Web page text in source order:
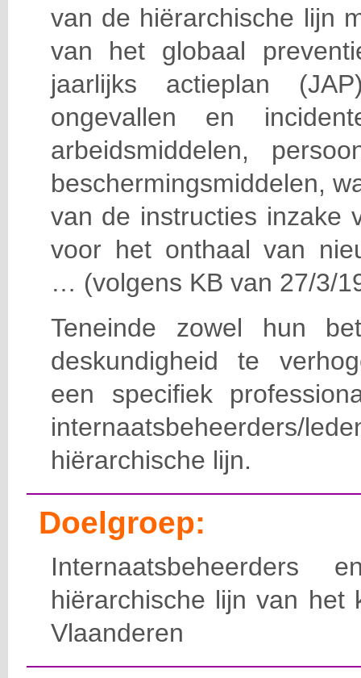
van de hiërarchische lijn
van het globaal
jaarlijks actieplan
ongevallen en
arbeidsmiddelen,
beschermingsmiddelen,
van de instructies inzake
voor het onthaal van
… (volgens KB van 27/3/
Teneinde zowel hun
deskundigheid te
een specifiek
hiërarchische lijn.
Doelgroep:
hiërarchische lijn van het
Vlaanderen